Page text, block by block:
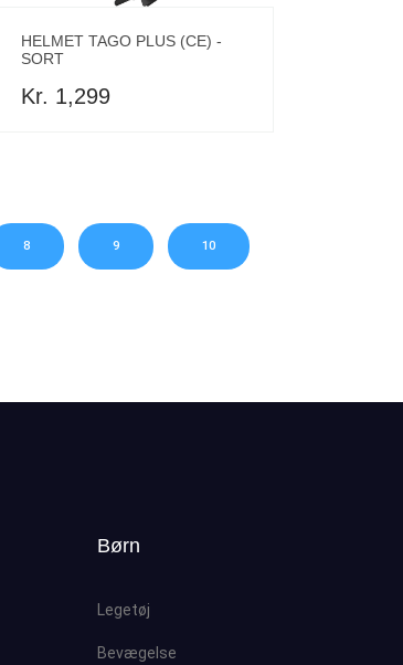
HELMET TAGO PLUS (CE) -
SORT
Kr. 1,299
8 9 10
Børn
Legetøj
Bevægelse